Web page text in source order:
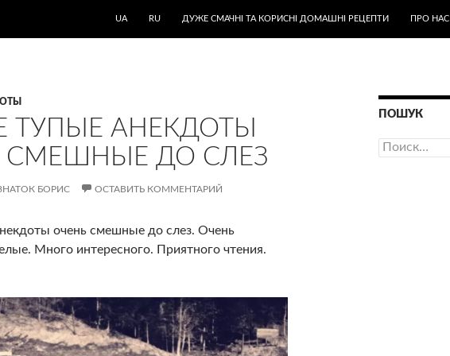
UA RU ДУЖЕ СМАЧНІ ТА КОРИСНІ ДОМАШНІ РЕЦЕПТИ ПРО НАС
ТУПЫЕ АНЕКДОТЫ
СМЕШНЫЕ ДО СЛЕЗ
БОРИС ОСТАВИТЬ КОММЕНТАРИЙ
очень смешные до слез. Очень
Много интересного. Приятного чтения.
ПОШУК
Найти: